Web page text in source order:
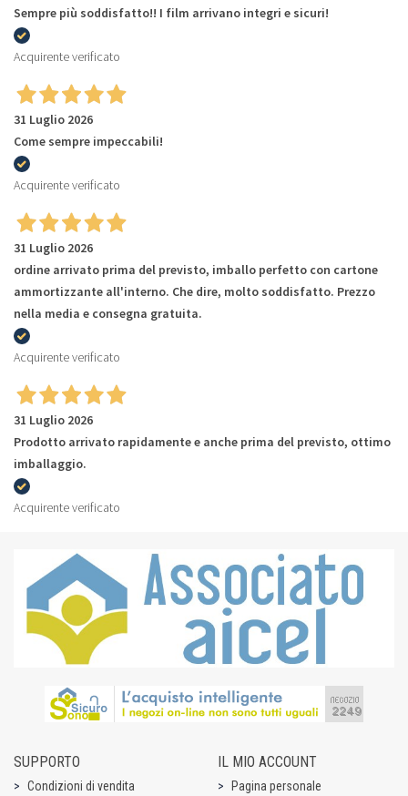
Sempre più soddisfatto!! I film arrivano integri e sicuri!
Acquirente verificato
31 Luglio 2026
Come sempre impeccabili!
Acquirente verificato
31 Luglio 2026
ordine arrivato prima del previsto, imballo perfetto con cartone
ammortizzante all'interno. Che dire, molto soddisfatto. Prezzo
nella media e consegna gratuita.
Acquirente verificato
31 Luglio 2026
Prodotto arrivato rapidamente e anche prima del previsto, ottimo
imballaggio.
Acquirente verificato
SUPPORTO
Condizioni di vendita
IL MIO ACCOUNT
Pagina personale